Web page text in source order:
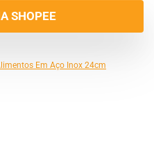
SHOPEE
Em Aço Inox 24cm